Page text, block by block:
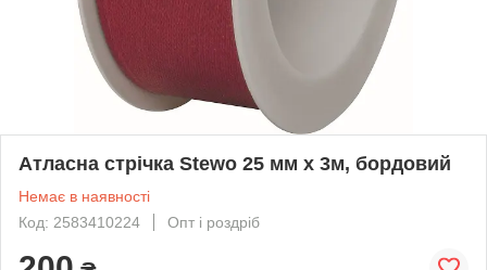
Атласна стрічка Stewo 25 мм х 3м, бордовий
Немає в наявності
Код: 2583410224
Опт і роздріб